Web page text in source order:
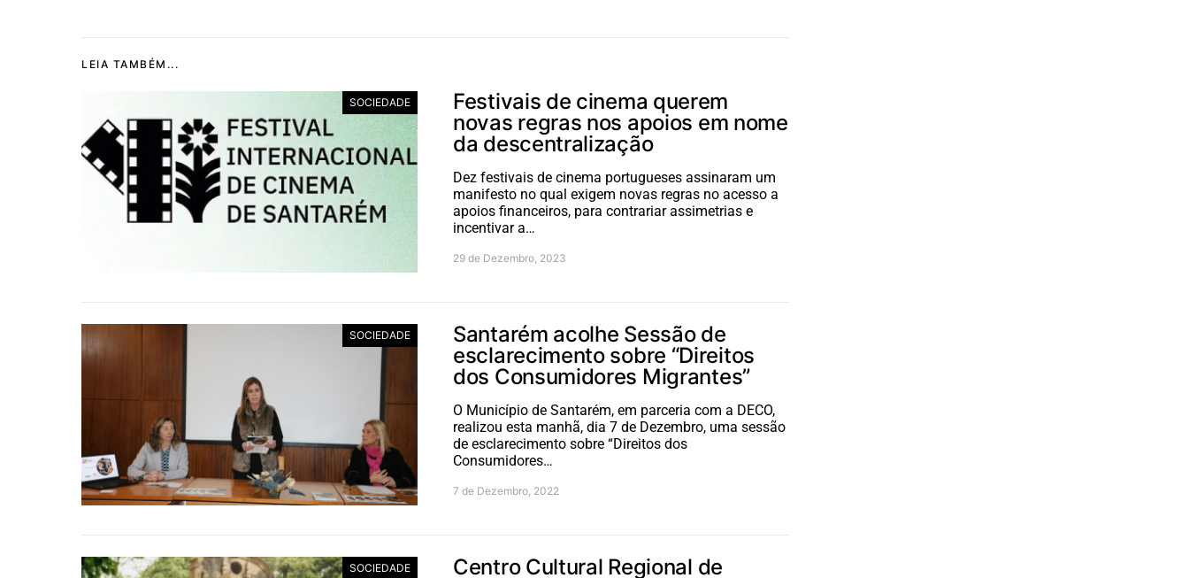
LEIA TAMBÉM...
SOCIEDADE
Festivais de cinema querem
novas regras nos apoios em nome
da descentralização
Dez festivais de cinema portugueses assinaram um
manifesto no qual exigem novas regras no acesso a
apoios financeiros, para contrariar assimetrias e
incentivar a…
29 de Dezembro, 2023
SOCIEDADE
Santarém acolhe Sessão de
esclarecimento sobre “Direitos
dos Consumidores Migrantes”
O Município de Santarém, em parceria com a DECO,
realizou esta manhã, dia 7 de Dezembro, uma sessão
de esclarecimento sobre “Direitos dos
Consumidores…
7 de Dezembro, 2022
SOCIEDADE
Centro Cultural Regional de